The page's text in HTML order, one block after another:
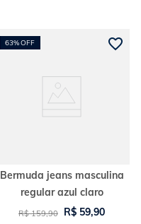
63%OFF
Bermuda jeans masculina
regular azul claro
R$ 159,90 R$ 59,90